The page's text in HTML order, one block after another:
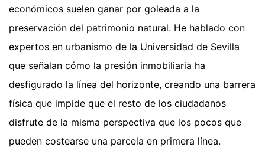
económicos suelen ganar por goleada a la
preservación del patrimonio natural. He hablado con
expertos en urbanismo de la Universidad de Sevilla
que señalan cómo la presión inmobiliaria ha
desfigurado la línea del horizonte, creando una barrera
física que impide que el resto de los ciudadanos
disfrute de la misma perspectiva que los pocos que
pueden costearse una parcela en primera línea.